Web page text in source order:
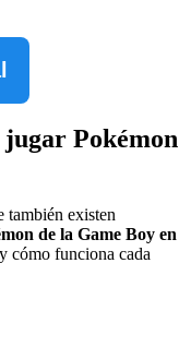
Pokémon
también existen
de la Game Boy en
cómo funciona cada